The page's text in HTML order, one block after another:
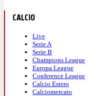
CALCIO
Live
Serie A
Serie B
Champions League
Europa League
Conference League
Calcio Estero
Calciomercato